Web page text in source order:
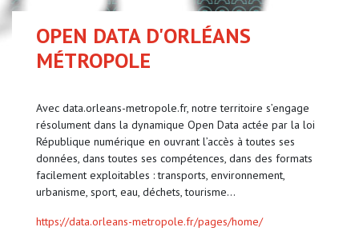
OPEN DATA D'ORLÉANS
MÉTROPOLE
Avec data.orleans-metropole.fr, notre territoire s’engage
résolument dans la dynamique Open Data actée par la loi
République numérique en ouvrant l’accès à toutes ses
données, dans toutes ses compétences, dans des formats
facilement exploitables : transports, environnement,
urbanisme, sport, eau, déchets, tourisme…
https://data.orleans-metropole.fr/pages/home/